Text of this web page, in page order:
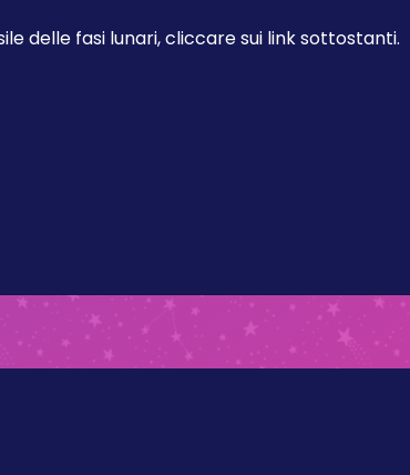
delle fasi lunari, cliccare sui link sottostanti.